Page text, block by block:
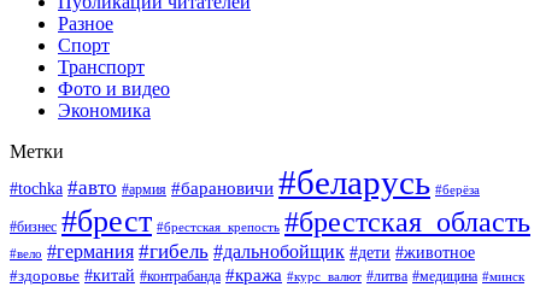
Разное
Спорт
Транспорт
Фото и видео
Экономика
Метки
#tochka #авто #армия #барановичи #беларусь #берёза
#бизнес #брест #брестская_крепость #брестская_область
#вело #германия #гибель #дальнобойщик #дети #животное
#здоровье #китай #контрабанда #кража #курс_валют #литва #медицина #минск